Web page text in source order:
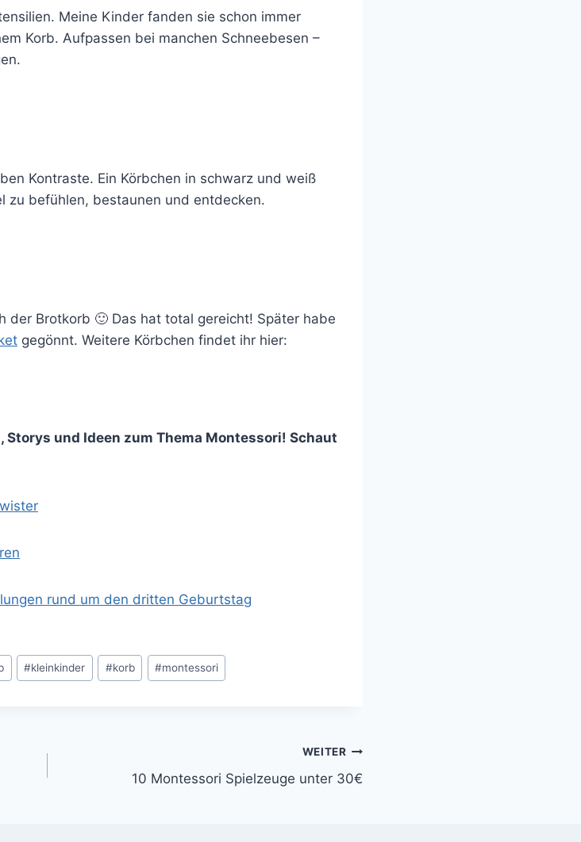
Meine Kinder fanden sie schon immer
Korb. Aufpassen bei manchen Schneebesen –
Kontraste. Ein Körbchen in schwarz und weiß
zu befühlen, bestaunen und entdecken.
der Brotkorb 🙂 Das hat total gereicht! Später habe
gegönnt. Weitere Körbchen findet ihr hier:
Storys und Ideen zum Thema Montessori! Schaut
rund um den dritten Geburtstag
#kleinkinder #korb #montessori
WEITER
10 Montessori Spielzeuge unter 30€